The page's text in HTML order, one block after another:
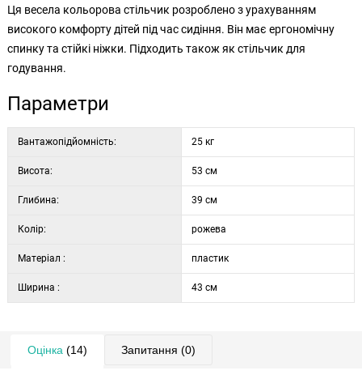
Ця весела кольорова стільчик розроблено з урахуванням
високого комфорту дітей під час сидіння. Він має ергономічну
спинку та стійкі ніжки. Підходить також як стільчик для
годування.
Параметри
Вантажопідйомність: 25 кг
Висота: 53 см
Глибина: 39 см
Колір: рожева
Матеріал : пластик
Ширина : 43 см
Оцінка (14) Запитання (0)